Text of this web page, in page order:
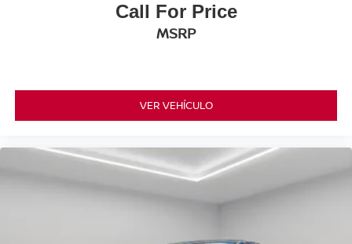
Call For Price
MSRP
VER VEHÍCULO